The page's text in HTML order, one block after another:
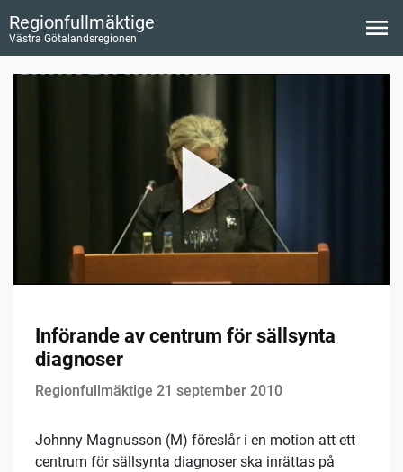
Regionfullmäktige
Västra Götalandsregionen
Införande av centrum för sällsynta
diagnoser
Regionfullmäktige 21 september 2010
Johnny Magnusson (M) föreslår i en motion att ett
centrum för sällsynta diagnoser ska inrättas på